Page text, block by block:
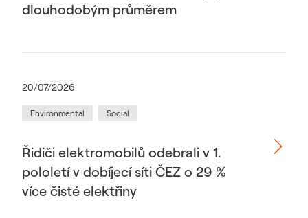
dlouhodobým průměrem
20/07/2026
Environmental Social
Řidiči elektromobilů odebrali v 1.
pololetí v dobíjecí síti ČEZ o 29 %
více čisté elektřiny